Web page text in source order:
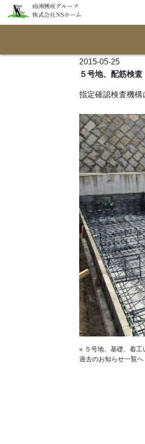
2015-05-25
５号地、配筋検査
指定確認検査機構
« ５号地、基礎、着工
過去のお知らせ一覧へ